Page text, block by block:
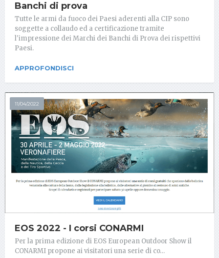
Banchi di prova
Tutte le armi da fuoco dei Paesi aderenti alla CIP sono
soggette a collaudo ed a certificazione tramite
l'impressione dei Marchi dei Banchi di Prova dei rispettivi
Paesi.
APPROFONDISCI
11/04/2022
EOS 2022 - I corsi CONARMI
Per la prima edizione di EOS European Outdoor Show il
CONARMI propone ai visitatori una serie di co…